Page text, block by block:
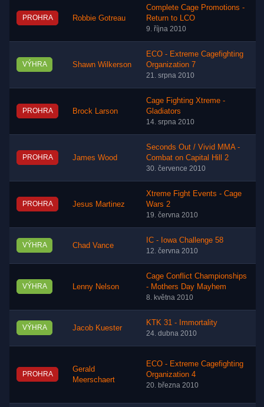
PROHRA Robbie Gotreau
Complete Cage Promotions -
Return to LCO
9. října 2010
VÝHRA Shawn Wilkerson
ECO - Extreme Cagefighting
Organization 7
21. srpna 2010
PROHRA Brock Larson
Cage Fighting Xtreme -
Gladiators
14. srpna 2010
PROHRA James Wood
Seconds Out / Vivid MMA -
Combat on Capital Hill 2
30. července 2010
PROHRA Jesus Martinez
Xtreme Fight Events - Cage
Wars 2
19. června 2010
VÝHRA Chad Vance
IC - Iowa Challenge 58
12. června 2010
VÝHRA Lenny Nelson
Cage Conflict Championships
- Mothers Day Mayhem
8. května 2010
VÝHRA Jacob Kuester
KTK 31 - Immortality
24. dubna 2010
PROHRA
Gerald
Meerschaert
ECO - Extreme Cagefighting
Organization 4
20. března 2010